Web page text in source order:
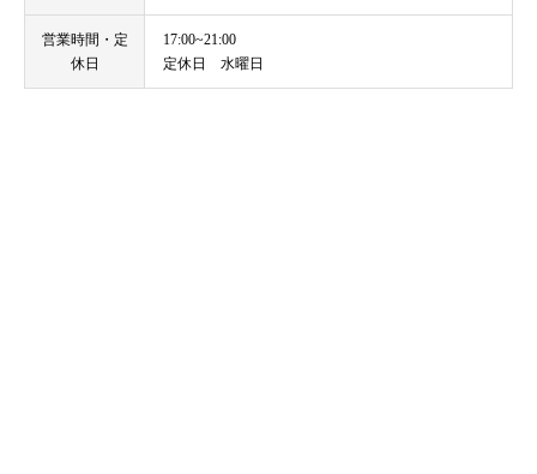
営業時間・定
休日
17:00~21:00
定休日 水曜日